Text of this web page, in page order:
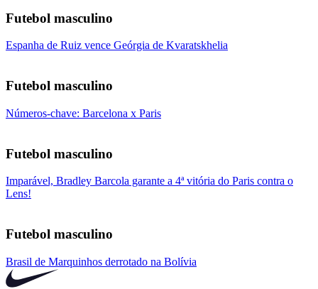
Futebol masculino
Espanha de Ruiz vence Geórgia de Kvaratskhelia
Futebol masculino
Números-chave: Barcelona x Paris
Futebol masculino
Imparável, Bradley Barcola garante a 4ª vitória do Paris contra o
Lens!
Futebol masculino
Brasil de Marquinhos derrotado na Bolívia